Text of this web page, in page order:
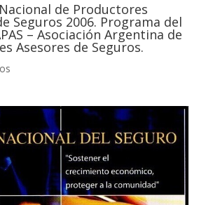
de Productores
Seguros 2006. Programa del
– Asociación Argentina de
Asesores de Seguros.